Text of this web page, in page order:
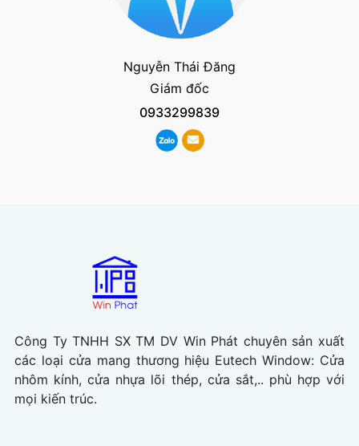
Nguyễn Thái Đăng
Giám đốc
0933299839
Công Ty TNHH SX TM DV Win Phát chuyên sản xuất
các loại cửa mang thương hiệu Eutech Window: Cửa
nhôm kính, cửa nhựa lõi thép, cửa sắt,.. phù hợp với
mọi kiến trúc.